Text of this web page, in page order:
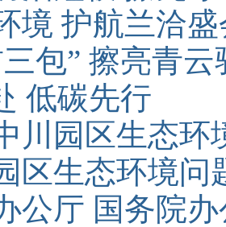
境 护航兰洽盛
包” 擦亮青云
低碳先行
川园区生态
区生态环境问
公厅 国务院